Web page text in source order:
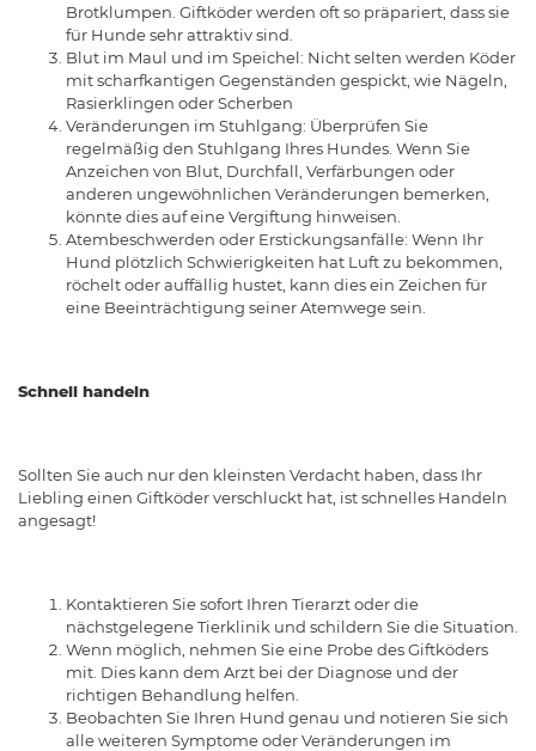
Brotklumpen. Giftköder werden oft so präpariert, dass sie
für Hunde sehr attraktiv sind.
Blut im Maul und im Speichel: Nicht selten werden Köder
mit scharfkantigen Gegenständen gespickt, wie Nägeln,
Rasierklingen oder Scherben
Veränderungen im Stuhlgang: Überprüfen Sie
regelmäßig den Stuhlgang Ihres Hundes. Wenn Sie
Anzeichen von Blut, Durchfall, Verfärbungen oder
anderen ungewöhnlichen Veränderungen bemerken,
könnte dies auf eine Vergiftung hinweisen.
Atembeschwerden oder Erstickungsanfälle: Wenn Ihr
Hund plötzlich Schwierigkeiten hat Luft zu bekommen,
röchelt oder auffällig hustet, kann dies ein Zeichen für
eine Beeinträchtigung seiner Atemwege sein.
Schnell handeln
Sollten Sie auch nur den kleinsten Verdacht haben, dass Ihr
Liebling einen Giftköder verschluckt hat, ist schnelles Handeln
angesagt!
Kontaktieren Sie sofort Ihren Tierarzt oder die
nächstgelegene Tierklinik und schildern Sie die Situation.
Wenn möglich, nehmen Sie eine Probe des Giftköders
mit. Dies kann dem Arzt bei der Diagnose und der
richtigen Behandlung helfen.
Beobachten Sie Ihren Hund genau und notieren Sie sich
alle weiteren Symptome oder Veränderungen im